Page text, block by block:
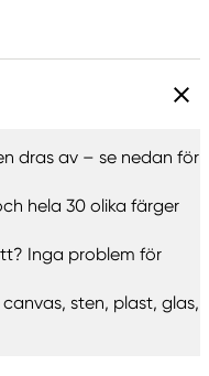
dras av – se nedan för
hela 30 olika färger
Inga problem för
sten, plast, glas,